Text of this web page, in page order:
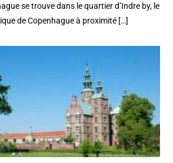
se trouve dans le quartier d’Indre by, le
de Copenhague à proximité […]